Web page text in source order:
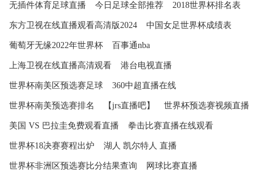
无插件体育足球直播 今日足球全部推荐 2018世界杯排名表
东方卫视在线直播观看高清版2024 中国女足世界杯成绩表
葡萄牙无缘2022年世界杯 百事通nba
上海卫视在线直播高清观看 港台电视直播
世界杯南美区预选赛足球 360中超直播在线
世界杯南美预选赛排名 【jrs直播吧】 世界杯预选赛视频直播
美国 VS 巴拉圭免费观看直播 拳击比赛直播在线观看
世界杯18决赛赛程出炉 湖人 凯尔特人 直播
世界杯非洲区预选赛比分结果查询 网球比赛直播